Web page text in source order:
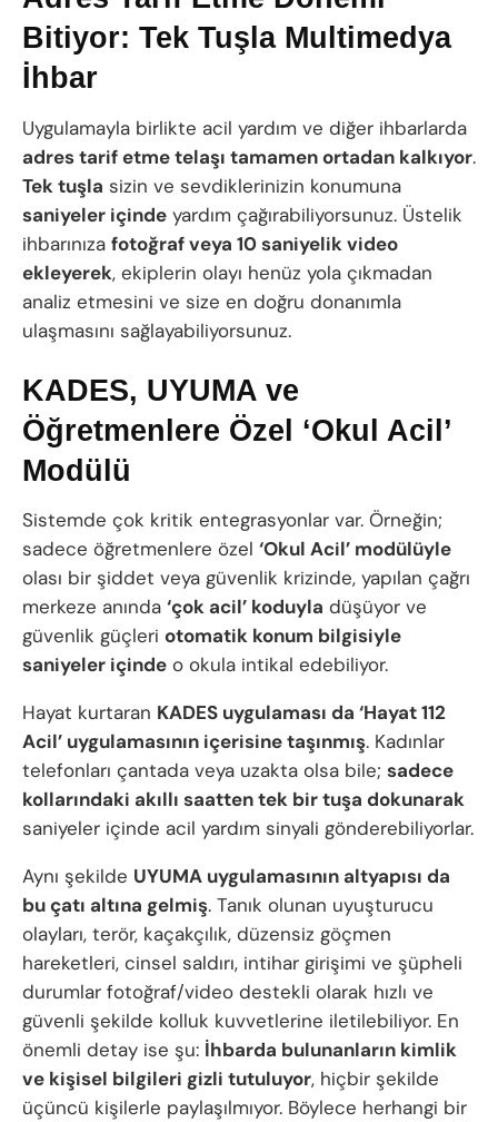
Bitiyor: Tek Tuşla Multimedya
İhbar
Uygulamayla birlikte acil yardım ve diğer ihbarlarda
adres tarif etme telaşı tamamen ortadan kalkıyor.
Tek tuşla sizin ve sevdiklerinizin konumuna
saniyeler içinde yardım çağırabiliyorsunuz. Üstelik
ihbarınıza fotoğraf veya 10 saniyelik video
ekleyerek, ekiplerin olayı henüz yola çıkmadan
analiz etmesini ve size en doğru donanımla
ulaşmasını sağlayabiliyorsunuz.
KADES, UYUMA ve
Öğretmenlere Özel ‘Okul Acil’
Modülü
Sistemde çok kritik entegrasyonlar var. Örneğin;
sadece öğretmenlere özel ‘Okul Acil’ modülüyle
olası bir şiddet veya güvenlik krizinde, yapılan çağrı
merkeze anında ‘çok acil’ koduyla düşüyor ve
güvenlik güçleri otomatik konum bilgisiyle
saniyeler içinde o okula intikal edebiliyor.
Hayat kurtaran KADES uygulaması da ‘Hayat 112
Acil’ uygulamasının içerisine taşınmış. Kadınlar
telefonları çantada veya uzakta olsa bile; sadece
kollarındaki akıllı saatten tek bir tuşa dokunarak
saniyeler içinde acil yardım sinyali gönderebiliyorlar.
Aynı şekilde UYUMA uygulamasının altyapısı da
bu çatı altına gelmiş. Tanık olunan uyuşturucu
olayları, terör, kaçakçılık, düzensiz göçmen
hareketleri, cinsel saldırı, intihar girişimi ve şüpheli
durumlar fotoğraf/video destekli olarak hızlı ve
güvenli şekilde kolluk kuvvetlerine iletilebiliyor. En
önemli detay ise şu: İhbarda bulunanların kimlik
ve kişisel bilgileri gizli tutuluyor, hiçbir şekilde
üçüncü kişilerle paylaşılmıyor. Böylece herhangi bir